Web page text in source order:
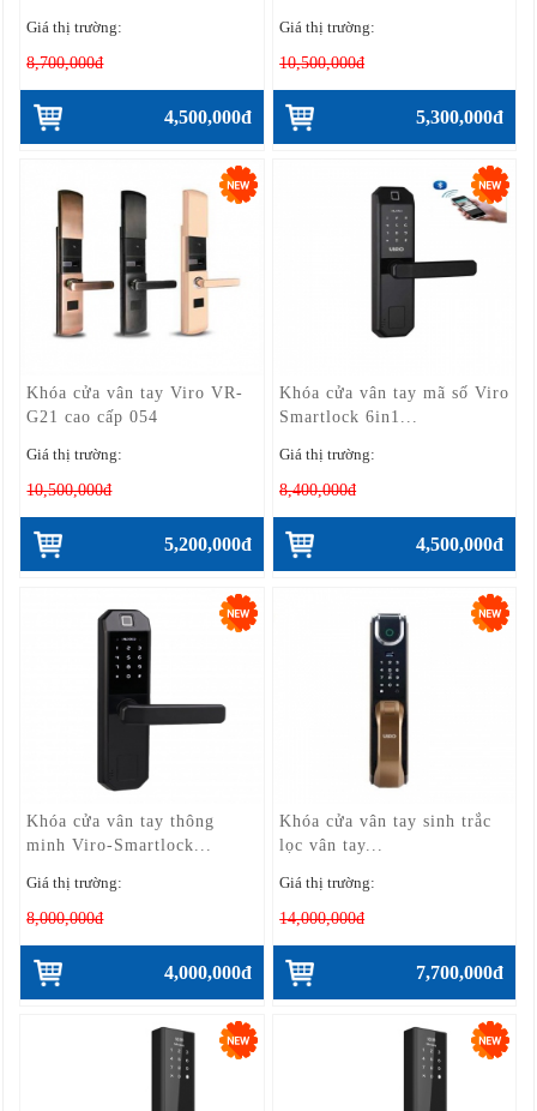
Giá thị trường:
8,700,000đ
4,500,000đ
Giá thị trường:
10,500,000đ
5,300,000đ
Khóa cửa vân tay Viro VR-
G21 cao cấp 054
Giá thị trường:
10,500,000đ
5,200,000đ
Khóa cửa vân tay mã số Viro
Smartlock 6in1...
Giá thị trường:
8,400,000đ
4,500,000đ
Khóa cửa vân tay thông
minh Viro-Smartlock...
Giá thị trường:
8,000,000đ
4,000,000đ
Khóa cửa vân tay sinh trắc
lọc vân tay...
Giá thị trường:
14,000,000đ
7,700,000đ